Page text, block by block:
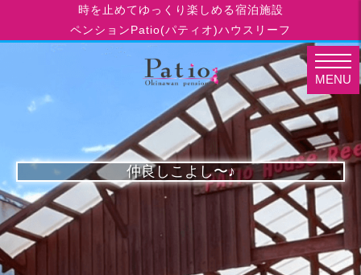
時を止めてゆっくり楽しめる宿泊施設
ペンションPatio(パティオ)ハウスリーフ
仲良しこよし〜♪
MENU